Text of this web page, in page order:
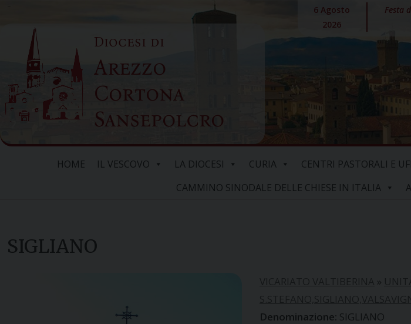
content
Diocesi di
Arezzo
Cortona
Sansepolcro
6 Agosto
2026
Festa
HOME IL VESCOVO LA DIOCESI CURIA CENTRI PASTORALI E
CAMMINO SINODALE DELLE CHIESE IN ITALIA
SIGLIANO
»
SIGLIANO